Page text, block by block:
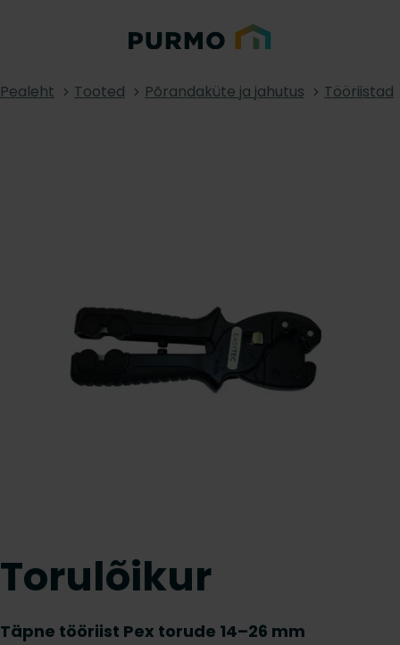
Pealeht Tooted Põrandaküte ja jahutus Tööriistad
Torulõikur
Täpne tööriist Pex torude 14–26 mm